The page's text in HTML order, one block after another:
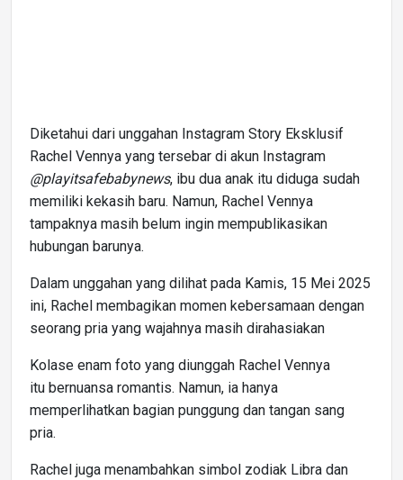
Diketahui dari unggahan Instagram Story Eksklusif
Rachel Vennya yang tersebar di akun Instagram
@playitsafebabynews, ibu dua anak itu diduga sudah
memiliki kekasih baru. Namun, Rachel Vennya
tampaknya masih belum ingin mempublikasikan
hubungan barunya.
Dalam unggahan yang dilihat pada Kamis, 15 Mei 2025
ini, Rachel membagikan momen kebersamaan dengan
seorang pria yang wajahnya masih dirahasiakan
Kolase enam foto yang diunggah Rachel Vennya
itu bernuansa romantis. Namun, ia hanya
memperlihatkan bagian punggung dan tangan sang
pria.
Rachel juga menambahkan simbol zodiak Libra dan